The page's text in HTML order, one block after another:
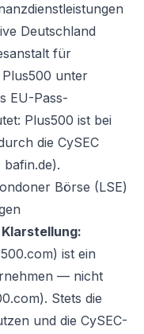
Deutschland
für
Plus500 unter
EU-Pass-
Plus500 ist bei
die CySEC
bafin.de).
Börse (LSE)
ist ein
— nicht
Stets die
und die CySEC-